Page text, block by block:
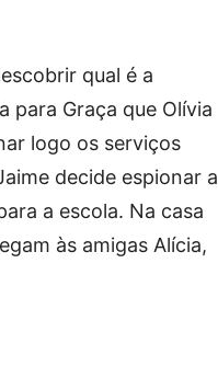
qual é a
para Graça que Olívia
logo os serviços
decide espionar a
a escola. Na casa
às amigas Alícia,